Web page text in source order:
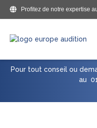
Aller
Profitez de notre expertise
Pour tout conseil ou
au